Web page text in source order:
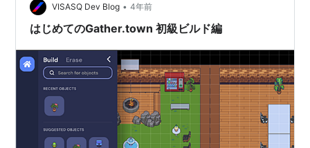
めご了承ください。※本記事に書かれている内容は
2022/04/07 時点での仕様に基づ…
VISASQ Dev Blog • 4年前
はじめてのGather.town 初級ビルド編